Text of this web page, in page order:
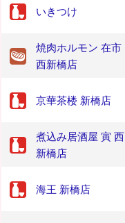
いきつけ
焼肉ホルモン 在市
西新橋店
京華茶楼 新橋店
煮込み居酒屋 寅 西
新橋店
海王 新橋店